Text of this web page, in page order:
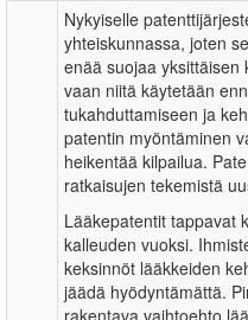
Nykyiselle
yhteiskunnassa, joten
enää suojaa yksittäisen
vaan niitä käytetään
tukahduttamiseen ja
patentin myöntäminen
heikentää kilpailua.
ratkaisujen tekemistä
Lääkepatentit tappavat
kalleuden vuoksi.
keksinnöt lääkkeiden
jäädä hyödyntämättä.
rakentava vaihtoehto